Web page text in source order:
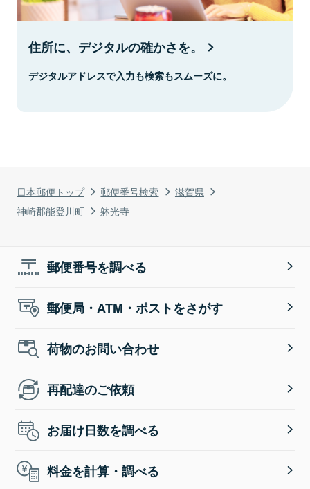
日本郵便トップ 郵便番号検索
滋賀県
神崎郡能登川町
躰光寺
住所に、デジタルの確かさを。
デジタルアドレスで入力も検索もスムーズに。
郵便番号を調べる
郵便局・ATM・ポストをさがす
荷物のお問い合わせ
再配達のご依頼
お届け日数を調べる
料金を計算・調べる